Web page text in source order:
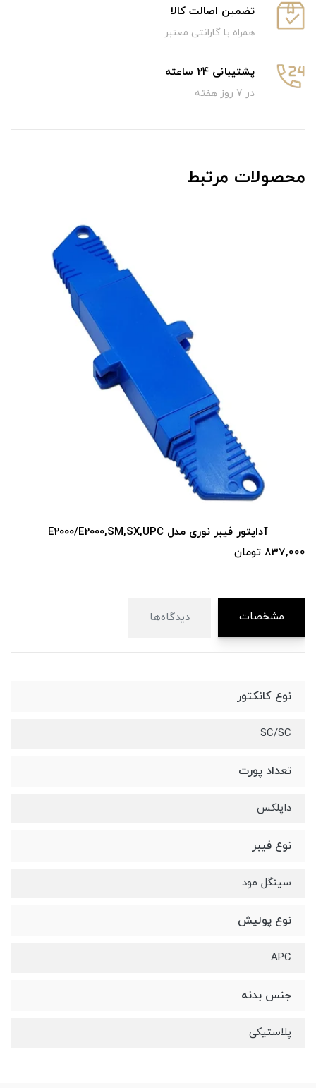
تضمین اصالت کالا
همراه با گارانتی معتبر
پشتیبانی 24 ساعته
در 7 روز هفته
محصولات مرتبط
آداپتور فیبر نوری مدل E2000/E2000,SM,SX,UPC
837,000 تومان
مشخصات دیدگاه‌ها
نوع کانکتور
SC/SC
تعداد پورت
داپلکس
نوع فیبر
سینگل مود
نوع پولیش
APC
جنس بدنه
پلاستیکی